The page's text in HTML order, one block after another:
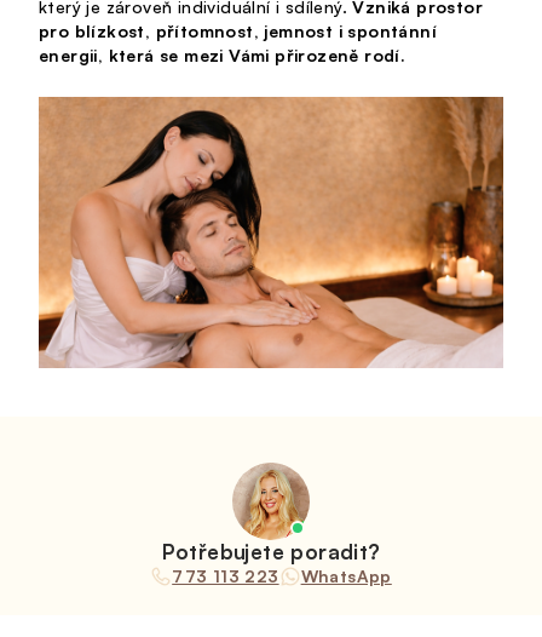
který je zároveň individuální i sdílený.Vzniká prostor
pro blízkost, přítomnost, jemnost i spontánní
energii, která se mezi Vámi přirozeně rodí.
Potřebujete poradit?
773 113 223 WhatsApp